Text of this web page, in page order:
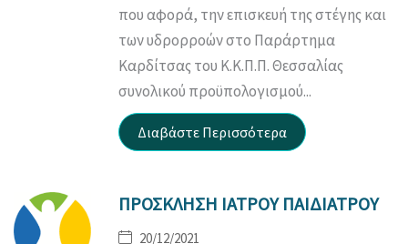
που αφορά, την επισκευή της στέγης και
των υδρορροών στο Παράρτημα
Καρδίτσας του Κ.Κ.Π.Π. Θεσσαλίας
συνολικού προϋπολογισμού...
ΠΡΟΣΚΛΗΣΗ ΙΑΤΡΟΥ ΠΑΙΔΙΑΤΡΟΥ
20/12/2021